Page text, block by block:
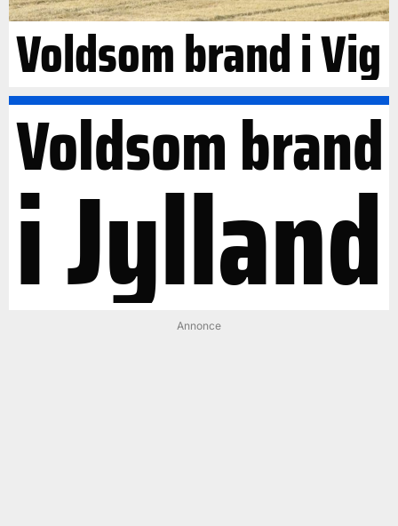
Voldsom brand i Vig
Voldsom brand
i Jylland
Annonce